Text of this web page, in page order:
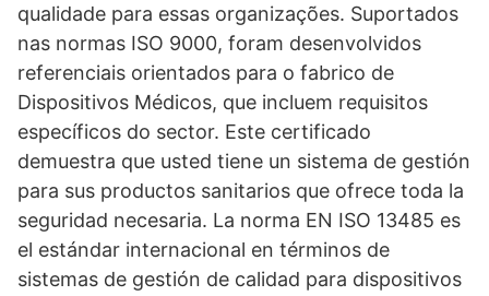
qualidade para essas organizações. Suportados
nas normas ISO 9000, foram desenvolvidos
referenciais orientados para o fabrico de
Dispositivos Médicos, que incluem requisitos
específicos do sector. Este certificado
demuestra que usted tiene un sistema de gestión
para sus productos sanitarios que ofrece toda la
seguridad necesaria. La norma EN ISO 13485 es
el estándar internacional en términos de
sistemas de gestión de calidad para dispositivos